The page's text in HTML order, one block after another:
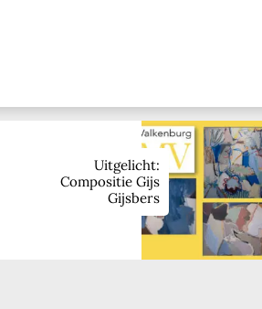
Uitgelicht:
Compositie Gijs
Gijsbers